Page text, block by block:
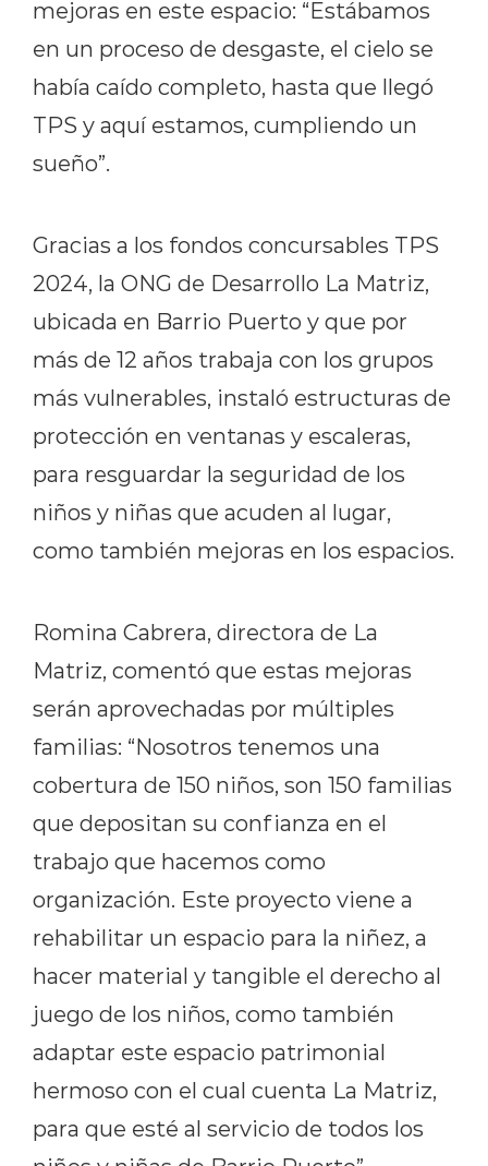
mejoras en este espacio: “Estábamos
en un proceso de desgaste, el cielo se
había caído completo, hasta que llegó
TPS y aquí estamos, cumpliendo un
sueño”.
Gracias a los fondos concursables TPS
2024, la ONG de Desarrollo La Matriz,
ubicada en Barrio Puerto y que por
más de 12 años trabaja con los grupos
más vulnerables, instaló estructuras de
protección en ventanas y escaleras,
para resguardar la seguridad de los
niños y niñas que acuden al lugar,
como también mejoras en los espacios.
Romina Cabrera, directora de La
Matriz, comentó que estas mejoras
serán aprovechadas por múltiples
familias: “Nosotros tenemos una
cobertura de 150 niños, son 150 familias
que depositan su confianza en el
trabajo que hacemos como
organización. Este proyecto viene a
rehabilitar un espacio para la niñez, a
hacer material y tangible el derecho al
juego de los niños, como también
adaptar este espacio patrimonial
hermoso con el cual cuenta La Matriz,
para que esté al servicio de todos los